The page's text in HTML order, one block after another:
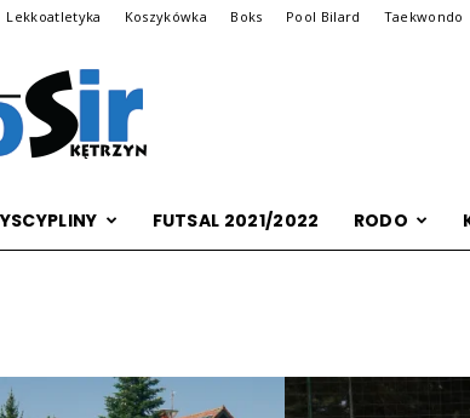
Lekkoatletyka Koszykówka Boks Pool Bilard Taekwondo
Archiwalna
wersja
FUTSAL 2021/2022 RODO